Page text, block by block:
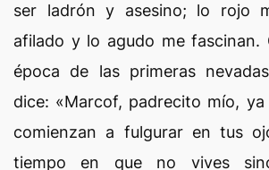
ser ladrón y asesino; lo rojo
afilado y lo agudo me fascinan.
época de las primeras
dice: «Marcof, padrecito mío, ya
comienzan a fulgurar en tus
tiempo en que no vives